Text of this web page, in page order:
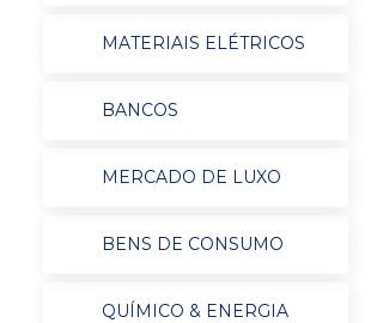
MATERIAIS ELÉTRICOS
BANCOS
MERCADO DE LUXO
BENS DE CONSUMO
QUÍMICO & ENERGIA